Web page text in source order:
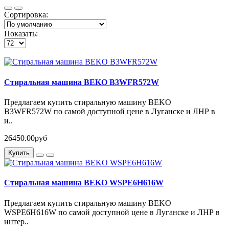
Сортировка:
Показать:
Стиральная машина BEKO B3WFR572W
Предлагаем купить стиральную машину BEKO
B3WFR572W по самой доступной цене в Луганске и ЛНР в
и..
26450.00руб
Купить
Стиральная машина BEKO WSPE6H616W
Предлагаем купить стиральную машину BEKO
WSPE6H616W по самой доступной цене в Луганске и ЛНР в
интер..